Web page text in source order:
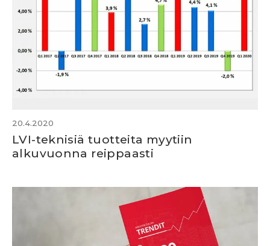
20.4.2020
LVI-teknisiä tuotteita myytiin
alkuvuonna reippaasti